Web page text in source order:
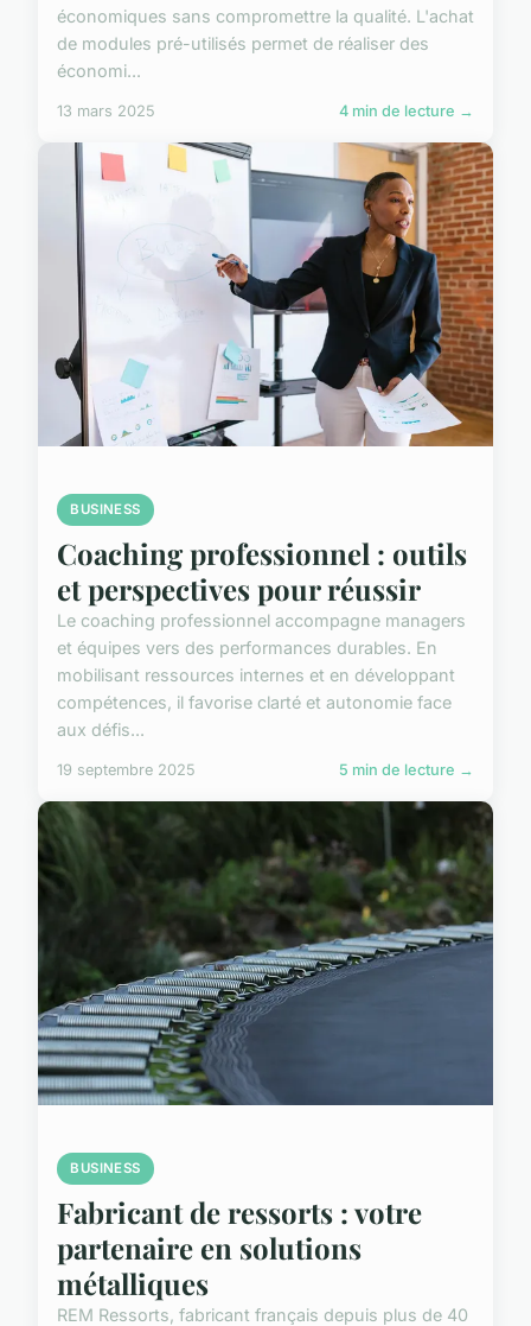
économiques sans compromettre la qualité. L'achat
de modules pré-utilisés permet de réaliser des
économi...
13 mars 2025 4 min de lecture →
BUSINESS
Coaching professionnel : outils
et perspectives pour réussir
Le coaching professionnel accompagne managers
et équipes vers des performances durables. En
mobilisant ressources internes et en développant
compétences, il favorise clarté et autonomie face
aux défis...
19 septembre 2025 5 min de lecture →
BUSINESS
Fabricant de ressorts : votre
partenaire en solutions
métalliques
REM Ressorts, fabricant français depuis plus de 40